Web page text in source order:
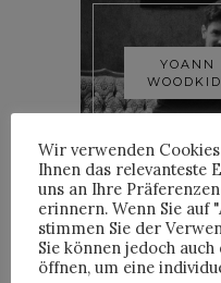
YOANN
Wir verwenden
Ihnen das relevanteste
uns an Ihre
erinnern. Wenn Sie auf
stimmen Sie der
Sie können jedoch
öffnen, um eine